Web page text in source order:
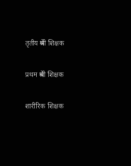
तृतीय श्रेणी शिक्षक
प्रथम श्रेणी शिक्षक
शारीरिक शिक्षक